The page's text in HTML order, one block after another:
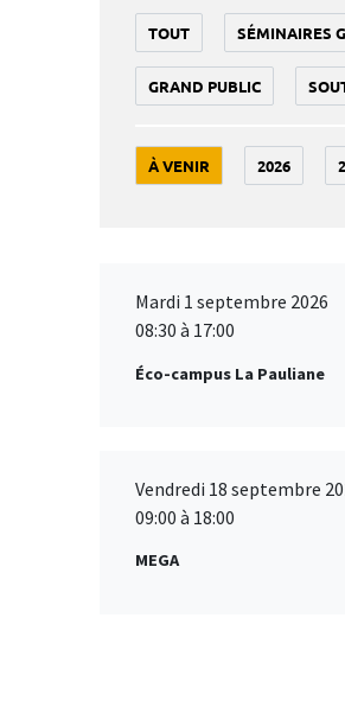
TOUT SÉMINAIRES
GRAND PUBLIC
À VENIR 2026
Mardi 1 septembre 2026
08:30 à 17:00
Éco-campus La Pauliane
Vendredi 18 septembre
09:00 à 18:00
MEGA